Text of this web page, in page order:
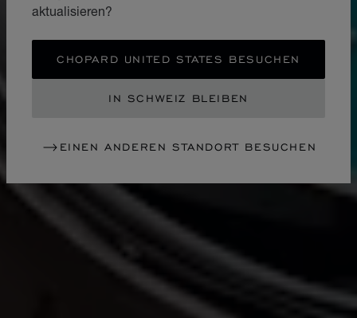
aktualisieren?
CHOPARD UNITED STATES BESUCHEN
IN SCHWEIZ BLEIBEN
EINEN ANDEREN STANDORT BESUCHEN